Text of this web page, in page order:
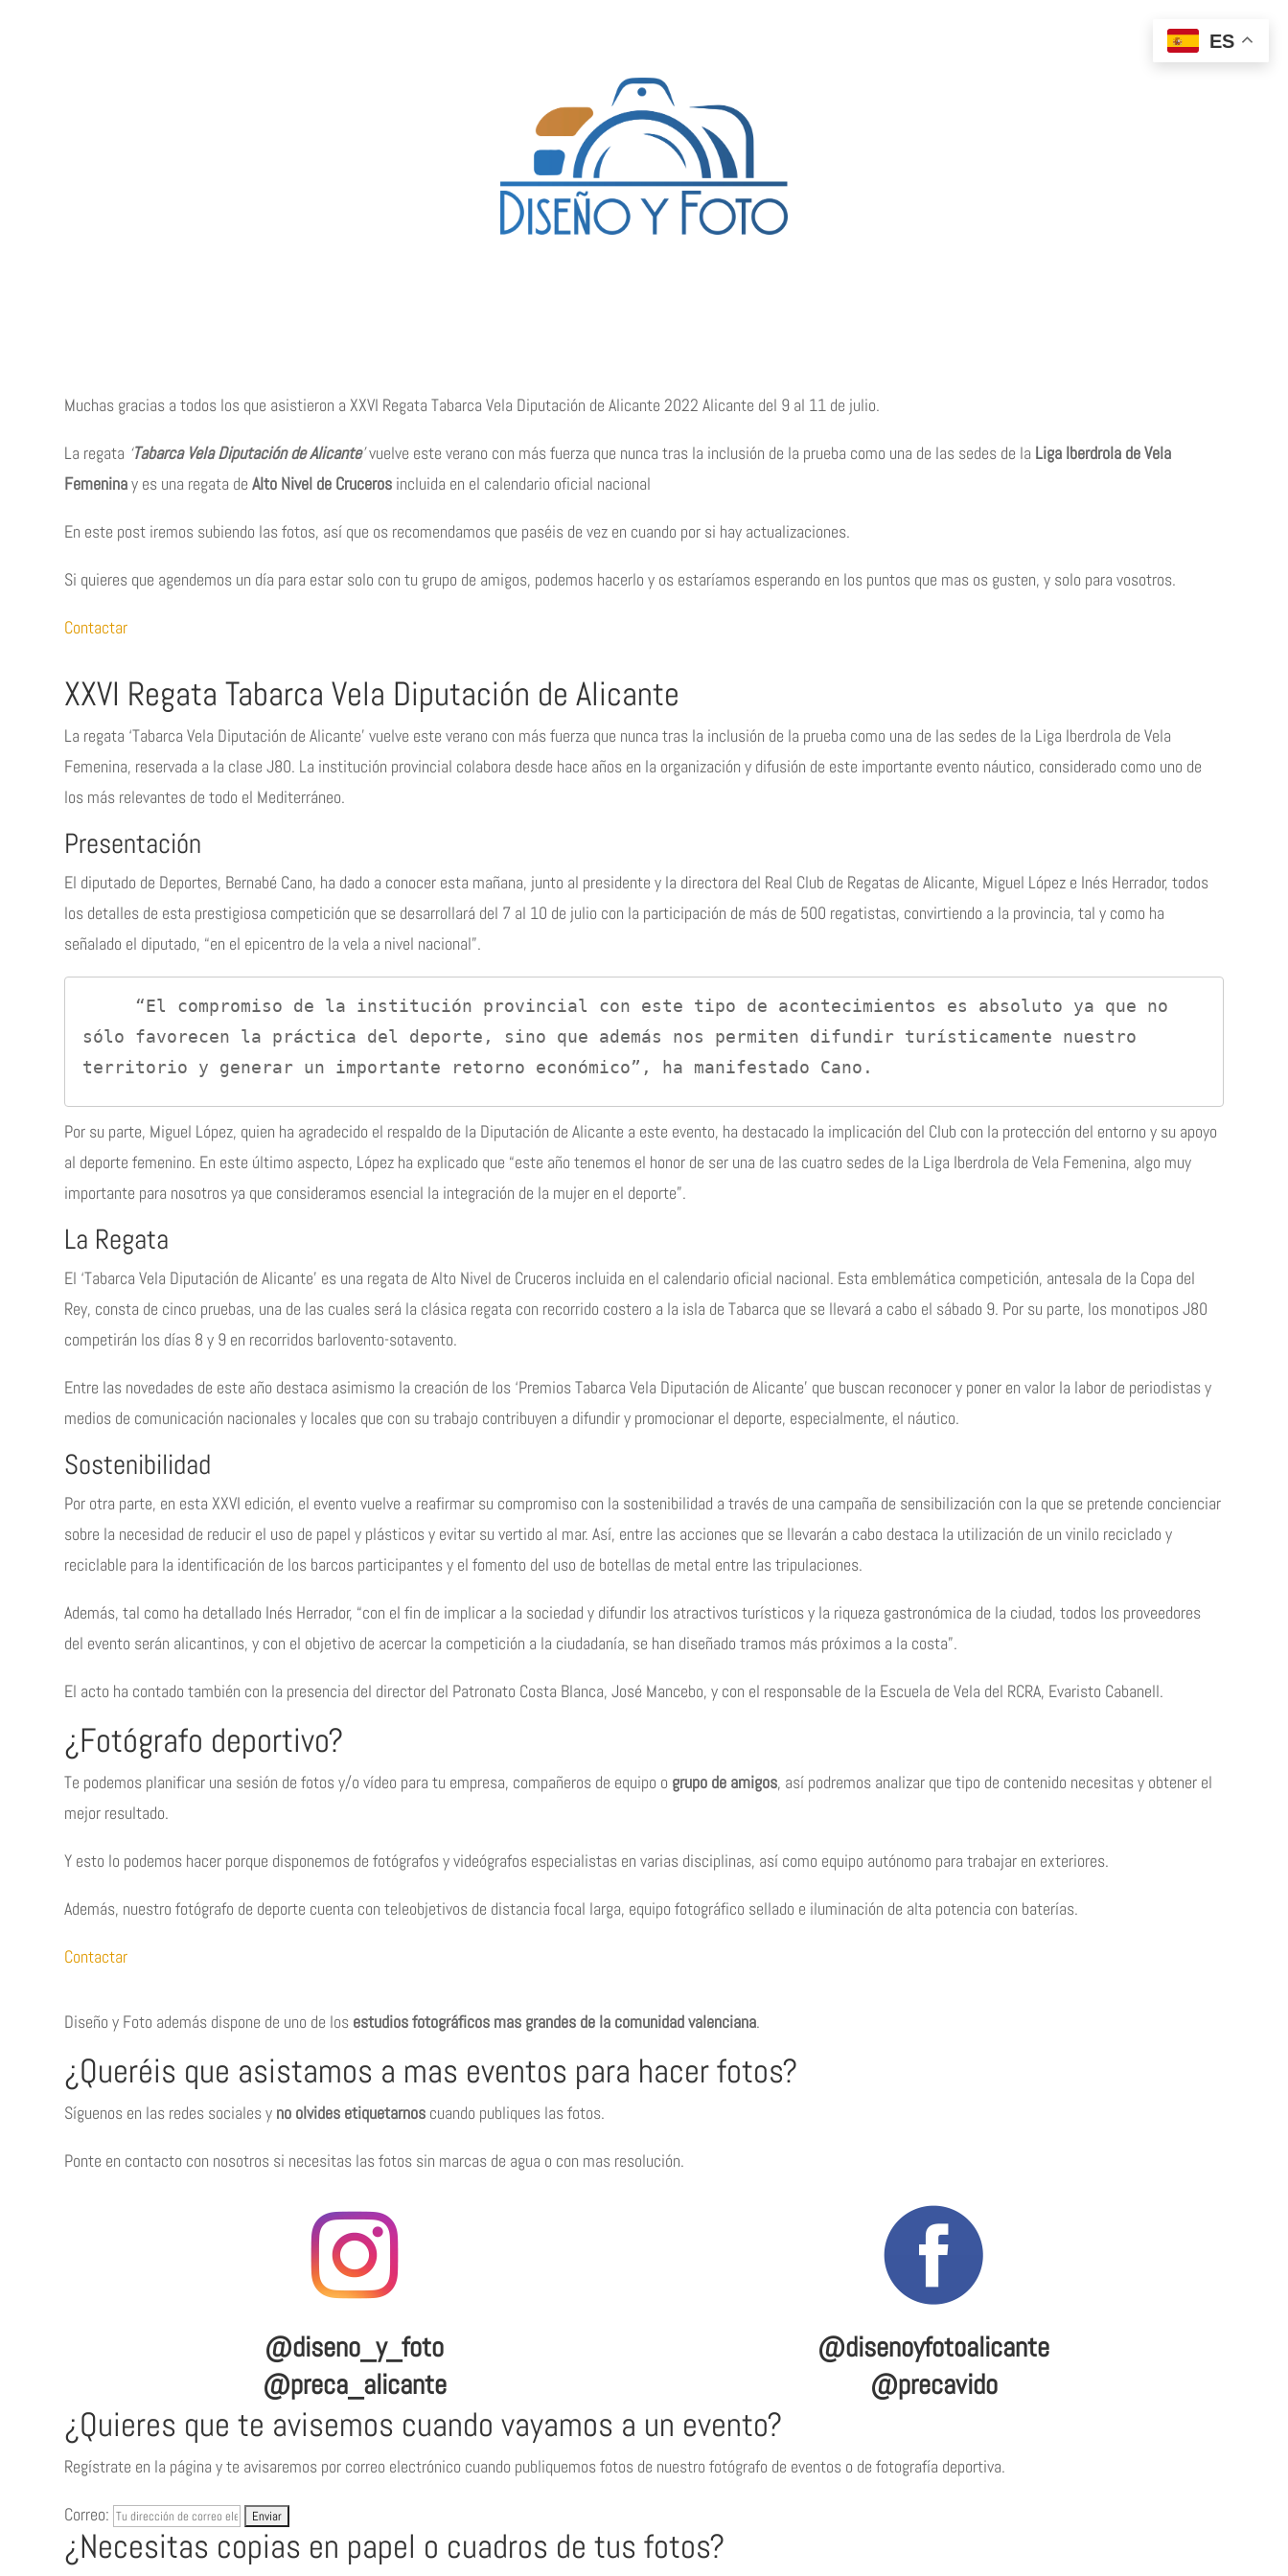
Muchas gracias a todos los que asistieron a XXVI Regata Tabarca Vela Diputación de Alicante 2022 Alicante del 9 al 11 de julio.
La regata ‘Tabarca Vela Diputación de Alicante’vuelve este verano con más fuerza que nunca tras la inclusión de la prueba como una de las sedes de la Liga Iberdrola de Vela
Femeninay es una regata deAlto Nivel de Cruceros incluida en el calendario oficial nacional
En este post iremos subiendo las fotos, así que os recomendamos que paséis de vez en cuando por si hay actualizaciones.
Si quieres que agendemos un día para estar solo con tu grupo de amigos, podemos hacerlo y os estaríamos esperando en los puntos que mas os gusten, y solo para vosotros.
Contactar
XXVI Regata Tabarca Vela Diputación de Alicante
La regata ‘Tabarca Vela Diputación de Alicante’ vuelve este verano con más fuerza que nunca tras la inclusión de la prueba como una de las sedes de la Liga Iberdrola de Vela
Femenina, reservada a la clase J80. La institución provincial colabora desde hace años en la organización y difusión de este importante evento náutico, considerado como uno de
los más relevantes de todo el Mediterráneo.
Presentación
El diputado de Deportes, Bernabé Cano, ha dado a conocer esta mañana, junto al presidente y la directora del Real Club de Regatas de Alicante, Miguel López e Inés Herrador, todos
los detalles de esta prestigiosa competición que se desarrollará del 7 al 10 de julio con la participación de más de 500 regatistas, convirtiendo a la provincia, tal y como ha
señalado el diputado, “en el epicentro de la vela a nivel nacional”.
sólo favorecen la práctica del deporte, sino que además nos permiten difundir turísticamente nuestro
territorio y generar un importante retorno económico”, ha manifestado Cano.
Por su parte, Miguel López, quien ha agradecido el respaldo de la Diputación de Alicante a este evento, ha destacado la implicación del Club con la protección del entorno y su apoyo
al deporte femenino. En este último aspecto, López ha explicado que “este año tenemos el honor de ser una de las cuatro sedes de la Liga Iberdrola de Vela Femenina, algo muy
importante para nosotros ya que consideramos esencial la integración de la mujer en el deporte”.
La Regata
El ‘Tabarca Vela Diputación de Alicante’ es una regata de Alto Nivel de Cruceros incluida en el calendario oficial nacional. Esta emblemática competición, antesala de la Copa del
Rey, consta de cinco pruebas, una de las cuales será la clásica regata con recorrido costero a la isla de Tabarca que se llevará a cabo el sábado 9. Por su parte, los monotipos J80
competirán los días 8 y 9 en recorridos barlovento-sotavento.
Entre las novedades de este año destaca asimismo la creación de los ‘Premios Tabarca Vela Diputación de Alicante’ que buscan reconocer y poner en valor la labor de periodistas y
medios de comunicación nacionales y locales que con su trabajo contribuyen a difundir y promocionar el deporte, especialmente, el náutico.
Sostenibilidad
Por otra parte, en esta XXVI edición, el evento vuelve a reafirmar su compromiso con la sostenibilidad a través de una campaña de sensibilización con la que se pretende concienciar
sobre la necesidad de reducir el uso de papel y plásticos y evitar su vertido al mar. Así, entre las acciones que se llevarán a cabo destaca la utilización de un vinilo reciclado y
reciclable para la identificación de los barcos participantes y el fomento del uso de botellas de metal entre las tripulaciones.
Además, tal como ha detallado Inés Herrador, “con el fin de implicar a la sociedad y difundir los atractivos turísticos y la riqueza gastronómica de la ciudad, todos los proveedores
del evento serán alicantinos, y con el objetivo de acercar la competición a la ciudadanía, se han diseñado tramos más próximos a la costa”.
El acto ha contado también con la presencia del director del Patronato Costa Blanca, José Mancebo, y con el responsable de la Escuela de Vela del RCRA, Evaristo Cabanell.
¿Fotógrafo deportivo?
Te podemos planificar una sesión de fotos y/o vídeo para tu empresa, compañeros de equipo o grupo de amigos, así podremos analizar que tipo de contenido necesitas y obtener el
mejor resultado.
Y esto lo podemos hacer porque disponemos de fotógrafos y videógrafos especialistas en varias disciplinas, así como equipo autónomo para trabajar en exteriores.
Además, nuestro fotógrafo de deporte cuenta con teleobjetivos de distancia focal larga, equipo fotográfico sellado e iluminación de alta potencia con baterías.
Contactar
Diseño y Foto además dispone de uno de los estudios fotográficos mas grandes de la comunidad valenciana.
¿Queréis que asistamos a mas eventos para hacer fotos?
Síguenos en las redes sociales y no olvides etiquetarnos cuando publiques las fotos.
Ponte en contacto con nosotros si necesitas las fotos sin marcas de agua o con mas resolución.
@diseno_y_foto
@preca_alicante
@disenoyfotoalicante
@precavido
¿Quieres que te avisemos cuando vayamos a un evento?
Regístrate en la página y te avisaremos por correo electrónico cuando publiquemos fotos de nuestro fotógrafo de eventos o de fotografía deportiva.
Correo:
¿Necesitas copias en papel o cuadros de tus fotos?
ES